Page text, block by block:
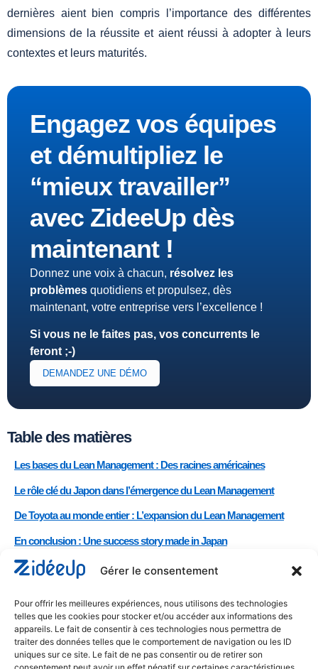
Gérer le consentement
Pour offrir les meilleures expériences, nous utilisons des technologies
telles que les cookies pour stocker et/ou accéder aux informations des
appareils. Le fait de consentir à ces technologies nous permettra de
traiter des données telles que le comportement de navigation ou les ID
uniques sur ce site. Le fait de ne pas consentir ou de retirer son
dernières aient bien compris l’importance des différentes
dimensions de la réussite et aient réussi à adopter à leurs
contextes et leurs maturités.
Engagez vos équipes
et démultipliez le
“mieux travailler”
avec ZideeUp dès
maintenant !
Donnez une voix à chacun, résolvez les
problèmes quotidiens et propulsez, dès
maintenant, votre entreprise vers l’excellence !
Si vous ne le faites pas, vos concurrents le
feront ;-)
DEMANDEZ UNE DÉMO
Table des matières
Les bases du Lean Management : Des racines américaines
Le rôle clé du Japon dans l’émergence du Lean Management
De Toyota au monde entier : L’expansion du Lean Management
En conclusion : Une success story made in Japan
Engagez vos équipes et démultipliez le “mieux travailler” avec
ZideeUp dès maintenant !